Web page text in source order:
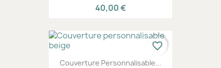
40,00 €
Couverture Personnalisable...
favorite_border